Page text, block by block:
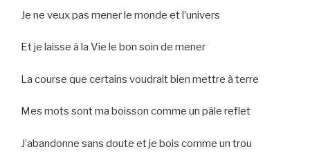
Je ne veux pas mener le monde et l’univers
Et je laisse à la Vie le bon soin de mener
La course que certains voudrait bien mettre à terre
Mes mots sont ma boisson comme un pâle reflet
J’abandonne sans doute et je bois comme un trou